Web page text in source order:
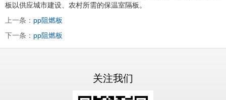
板以供应城市建设、农村所需的保温室隔板。
上一条： pp阻燃板
下一条： pp阻燃板
关注我们